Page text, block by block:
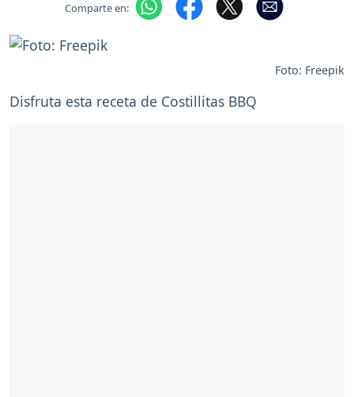
Comparte en:
Foto: Freepik
Disfruta esta receta de Costillitas BBQ